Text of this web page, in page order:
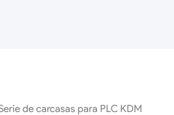
de carcasas para PLC KDM